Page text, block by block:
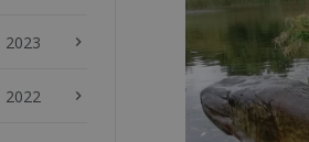
2023 keyboard_arrow_right
2022 keyboard_arrow_right